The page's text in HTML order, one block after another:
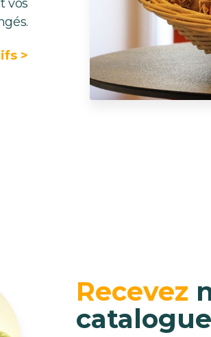
vos
>
Recevez